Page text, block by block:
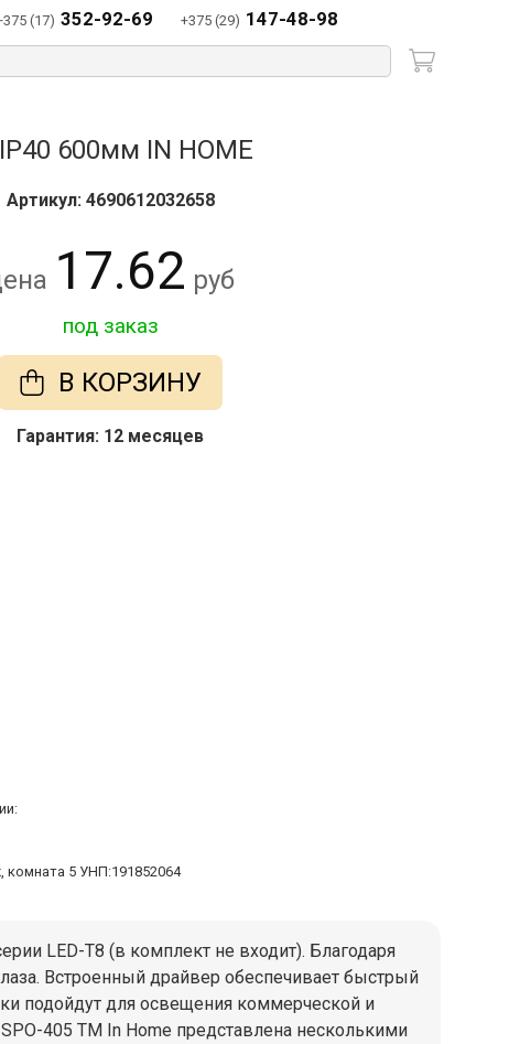
(17) 352-92-69 +375 (29) 147-48-98
600мм IN HOME
Артикул: 4690612032658
17.62 руб
под заказ
В КОРЗИНУ
Гарантия: 12 месяцев
комната 5 УНП:191852064
LED-T8 (в комплект не входит). Благодаря
Встроенный драйвер обеспечивает быстрый
подойдут для освещения коммерческой и
405 ТМ In Home представлена несколькими